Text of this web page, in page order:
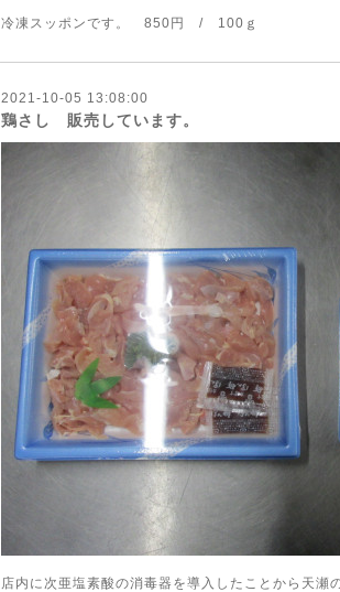
冷凍スッポンです。 850円 / 100ｇ
2021-10-05 13:08:00
鶏さし 販売しています。
店内に次亜塩素酸の消毒器を導入したことから天